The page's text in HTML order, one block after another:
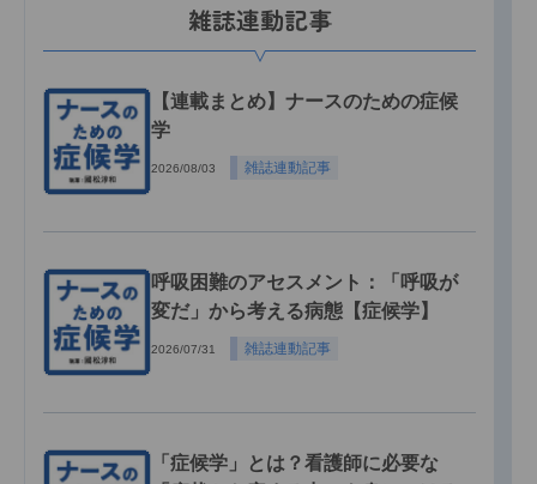
雑誌連動記事
【連載まとめ】ナースのための症候
学
2026/08/03 雑誌連動記事
呼吸困難のアセスメント：「呼吸が
変だ」から考える病態【症候学】
2026/07/31 雑誌連動記事
「症候学」とは？看護師に必要な